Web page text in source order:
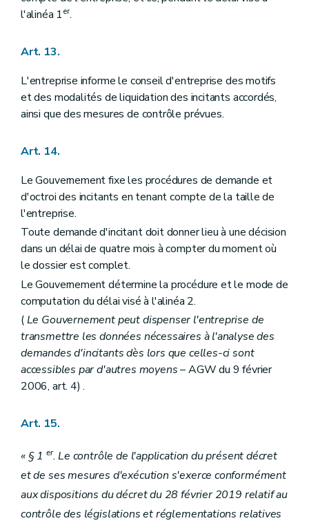
l'alinéa 1er.
Art. 13.
L'entreprise informe le conseil d'entreprise des motifs
et des modalités de liquidation des incitants accordés,
ainsi que des mesures de contrôle prévues.
Art. 14.
Le Gouvernement fixe les procédures de demande et
d'octroi des incitants en tenant compte de la taille de
l'entreprise.
Toute demande d'incitant doit donner lieu à une décision
dans un délai de quatre mois à compter du moment où
le dossier est complet.
Le Gouvernement détermine la procédure et le mode de
computation du délai visé à l'alinéa 2.
(Le Gouvernement peut dispenser l'entreprise de
transmettre les données nécessaires à l'analyse des
demandes d'incitants dès lors que celles-ci sont
accessibles par d'autres moyens– AGW du 9 février
2006, art. 4) .
Art. 15.
« § 1 er. Le contrôle de l'application du présent décret
et de ses mesures d'exécution s'exerce conformément
aux dispositions du décret du 28 février 2019 relatif au
contrôle des législations et réglementations relatives